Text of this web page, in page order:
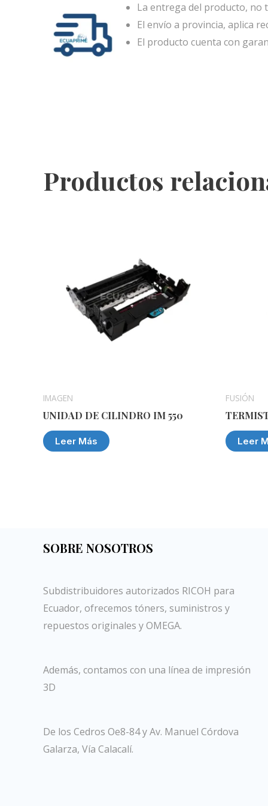
La entrega del producto, no
El envío a provincia, aplica
El producto cuenta con
Productos
IMAGEN
UNIDAD DE CILINDRO IM 550
Leer Más
FUSIÓN
Leer
SOBRE NOSOTROS
Subdistribuidores autorizados RICOH para
Ecuador, ofrecemos tóners, suministros y
repuestos originales y OMEGA.
Además, contamos con una línea de impresión
3D
De los Cedros Oe8-84 y Av. Manuel Córdova
Galarza, Vía Calacalí.